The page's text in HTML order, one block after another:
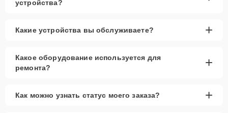
значительно продлить срок службы вашей техники и сохранить ее
устройства?
Какие устройства вы обслуживаете? +
Какое оборудование используется для
ремонта?
+
Как можно узнать статус моего заказа? +